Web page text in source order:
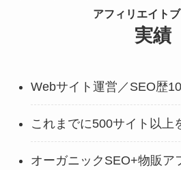
アフィリエイト
実績
Webサイト運営／SEO歴
これまでに500サイト以上
オーガニックSEO+物販ア